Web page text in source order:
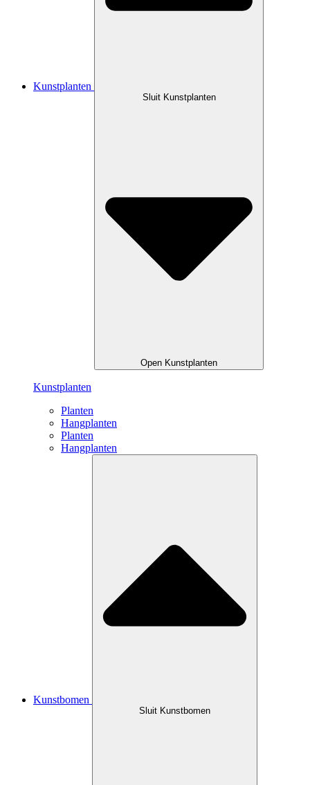
Kunstplanten
Sluit Kunstplanten
Open Kunstplanten
Kunstplanten
Planten
Hangplanten
Planten
Hangplanten
Kunstbomen
Sluit Kunstbomen